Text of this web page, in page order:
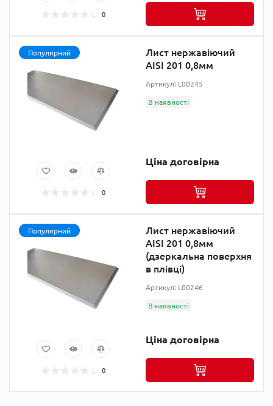
0
Популярний
0
Лист нержавіючий
AISI 201 0,8мм
Артикул: L00245
В наявності
Ціна договірна
Популярний
0
Лист нержавіючий
AISI 201 0,8мм
(дзеркальна поверхня
в плівці)
Артикул: L00246
В наявності
Ціна договірна